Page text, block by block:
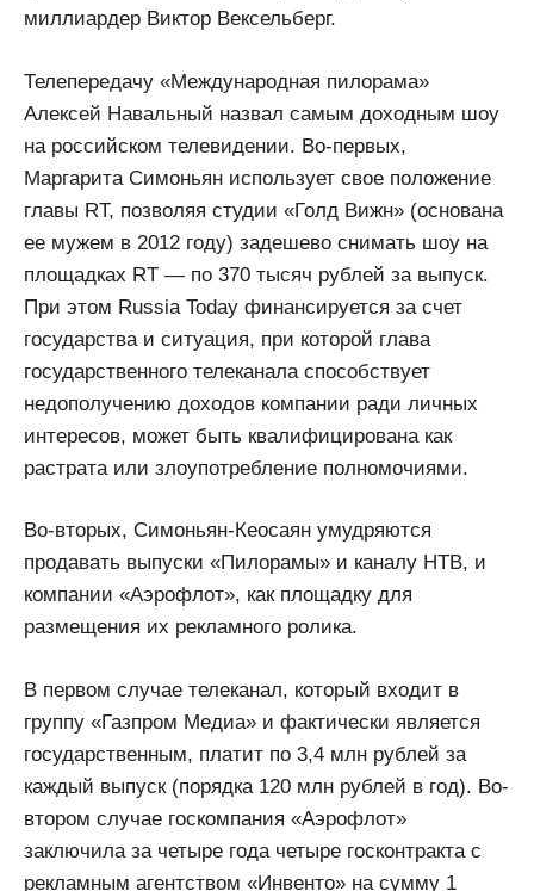
миллиардер Виктор Вексельберг.
Телепередачу «Международная пилорама»
Алексей Навальный назвал самым доходным шоу
на российском телевидении. Во-первых,
Маргарита Симоньян использует свое положение
главы RT, позволяя студии «Голд Вижн» (основана
ее мужем в 2012 году) задешево снимать шоу на
площадках RT — по 370 тысяч рублей за выпуск.
При этом Russia Today финансируется за счет
государства и ситуация, при которой глава
государственного телеканала способствует
недополучению доходов компании ради личных
интересов, может быть квалифицирована как
растрата или злоупотребление полномочиями.
Во-вторых, Симоньян-Кеосаян умудряются
продавать выпуски «Пилорамы» и каналу НТВ, и
компании «Аэрофлот», как площадку для
размещения их рекламного ролика.
В первом случае телеканал, который входит в
группу «Газпром Медиа» и фактически является
государственным, платит по 3,4 млн рублей за
каждый выпуск (порядка 120 млн рублей в год). Во-
втором случае госкомпания «Аэрофлот»
заключила за четыре года четыре госконтракта с
рекламным агентством «Инвенто» на сумму 1